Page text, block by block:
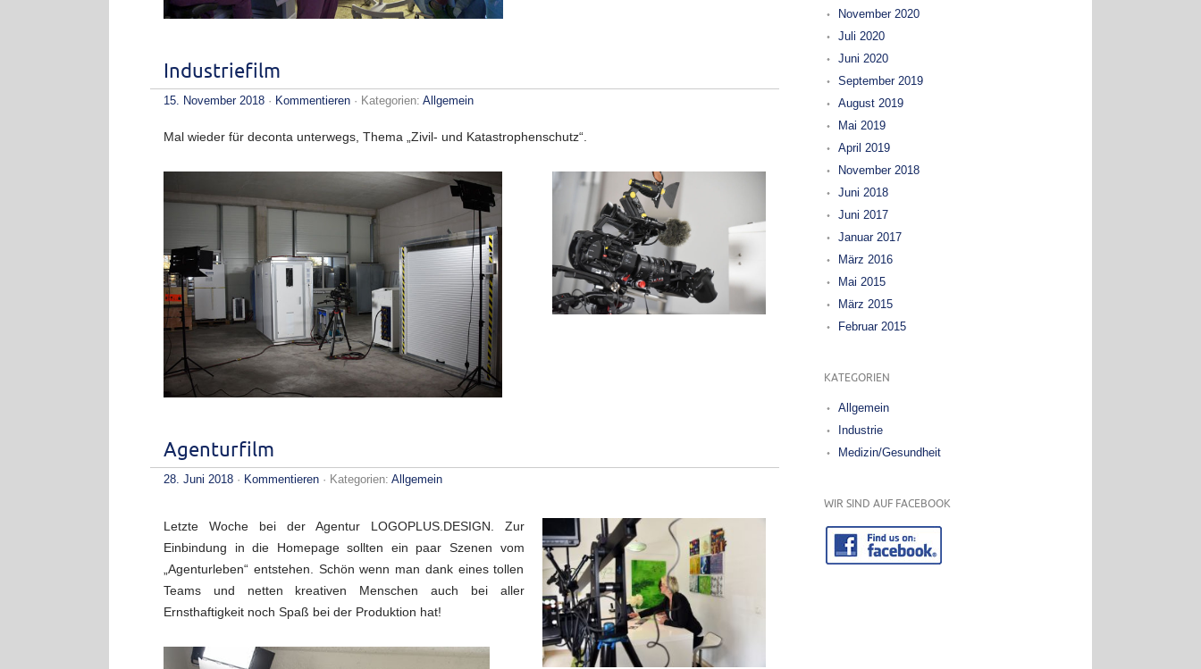
Industriefilm
15. November 2018 · Kommentieren · Kategorien: Allgemein
Mal wieder für deconta unterwegs, Thema „Zivil- und Katastrophenschutz“.
Agenturfilm
28. Juni 2018 · Kommentieren · Kategorien: Allgemein
Letzte Woche bei der Agentur LOGOPLUS.DESIGN. Zur
Einbindung in die Homepage sollten ein paar Szenen vom
„Agenturleben“ entstehen. Schön wenn man dank eines tollen
Teams und netten kreativen Menschen auch bei aller
Ernsthaftigkeit noch Spaß bei der Produktion hat!
November 2020
Juli 2020
Juni 2020
September 2019
August 2019
Mai 2019
April 2019
November 2018
Juni 2018
Juni 2017
Januar 2017
März 2016
Mai 2015
März 2015
Februar 2015
KATEGORIEN
Allgemein
Industrie
Medizin/Gesundheit
WIR SIND AUF FACEBOOK